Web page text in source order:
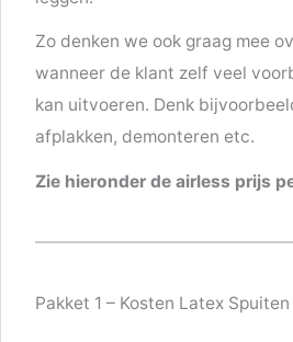
Zo denken we ook graag mee
wanneer de klant zelf veel
kan uitvoeren. Denk
afplakken, demonteren etc.
Zie hieronder de airless prijs
Pakket 1 – Kosten Latex